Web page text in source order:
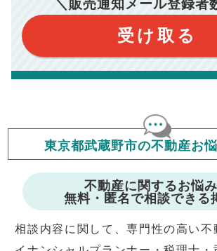
このシミュレーターは元利均等返済方式で試
このシミュレーターは、四捨五入にて計算し
このシミュレーターはお借り入れの全期間で
このシミュレーターでの結果は、お借り入れ
ありません。
このシミュレーターをご利用された方の、い
ますが、お借り入れの際に各金融機関にご相
会員マイページでは
修繕費・管理費の計算もで
おります。（物件価格×3%＋6万円＋消費税）
＼販売通知メール登録者
受け取る
東京都武蔵野市の不動産お
不動産に関するお悩
無料・匿名で相談できる
相談内容に関して、専門性の高い不